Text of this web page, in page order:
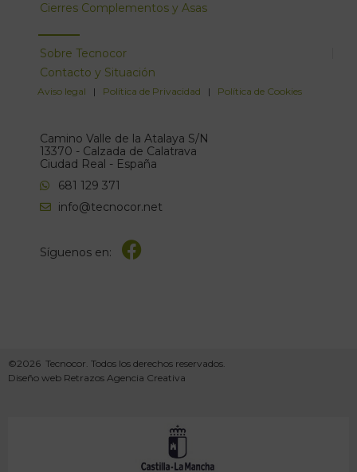
Cierres Complementos y Asas
Sobre Tecnocor
Contacto y Situación
Aviso legal | Política de Privacidad | Política de Cookies
Camino Valle de la Atalaya S/N
13370 - Calzada de Calatrava
Ciudad Real - España
681 129 371
info@tecnocor.net
Síguenos en:
©2026 Tecnocor. Todos los derechos reservados.
Diseño web Retrazos Agencia Creativa